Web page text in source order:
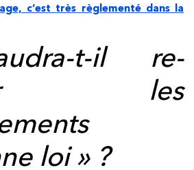
c’est très règlementé dans la
t-il re-
les
loi » ?